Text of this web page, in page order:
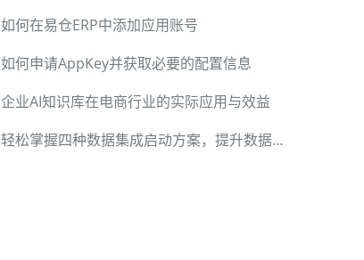
如何在易仓ERP中添加应用账号
如何申请AppKey并获取必要的配置信息
企业AI知识库在电商行业的实际应用与效益
轻松掌握四种数据集成启动方案，提升数据集成效率